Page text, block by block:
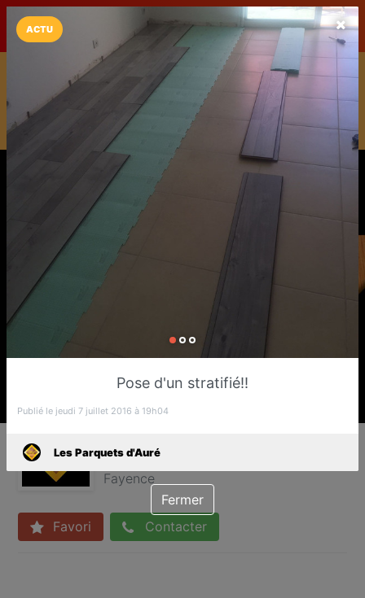
LaCarte LaCarte sur
Play Store
Installez l'App LaCarte
Téléchargez gratuitement l'app LaCarte pour suivre vos
commerces favoris et ne rien rater !
Télécharger Plus tard
Parqueteur
Fayence
Favori Contacter
ACTU
Pose d'un stratifié!!
Publié le jeudi 7 juillet 2016 à 19h04
Les Parquets d'Auré
Fermer